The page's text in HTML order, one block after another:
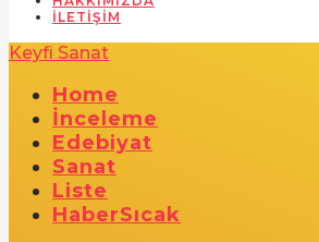
İLETIŞIM
Keyfi Sanat
Home
İnceleme
Edebiyat
Sanat
Liste
HaberSıcak